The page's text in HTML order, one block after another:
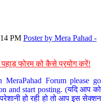
PM Poster by Mera Pahad -
पहाड़ फोरम को कैसे प्रयोग करें!
Forum please go
and start posting. (यदि आप को
हो रही हो तो आप इस सेक्शन